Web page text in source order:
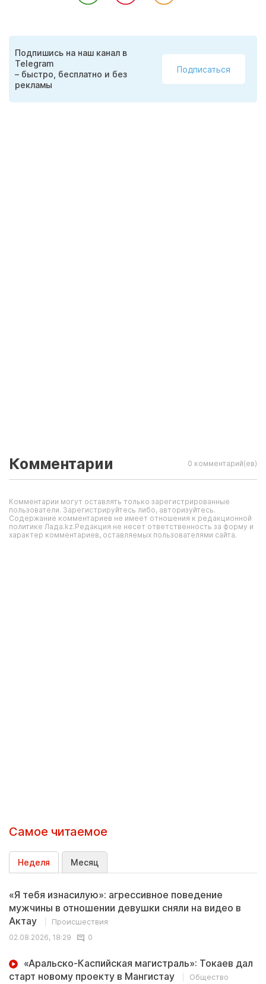
Подпишись на наш канал в
Telegram
– быстро, бесплатно и без
рекламы
Подписаться
Комментарии 0 комментарий(ев)
Комментарии могут оставлять только зарегистрированные
пользователи. Зарегистрируйтесь либо, авторизуйтесь.
Содержание комментариев не имеет отношения к редакционной
политике Лада.kz.Редакция не несет ответственность за форму и
характер комментариев, оставляемых пользователями сайта.
Самое читаемое
Неделя Месяц
«Я тебя изнасилую»: агрессивное поведение
мужчины в отношении девушки сняли на видео в
Актау
Происшествия
02.08.2026, 18:29
0
«Аральско-Каспийская магистраль»: Токаев дал
старт новому проекту в Мангистау
Общество